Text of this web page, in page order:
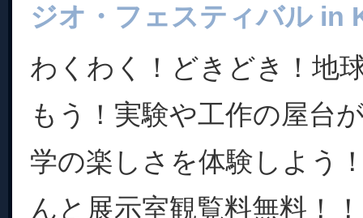
ジオ・フェスティバル in
わくわく！どきどき！地
もう！実験や工作の屋台
学の楽しさを体験しよう
んと展示室観覧料無料！！